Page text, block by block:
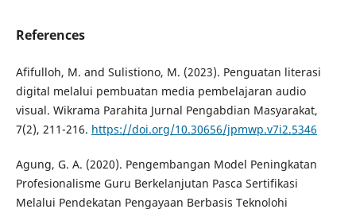
References
Afifulloh, M. and Sulistiono, M. (2023). Penguatan literasi
digital melalui pembuatan media pembelajaran audio
visual. Wikrama Parahita Jurnal Pengabdian Masyarakat,
7(2), 211-216. https://doi.org/10.30656/jpmwp.v7i2.5346
Agung, G. A. (2020). Pengembangan Model Peningkatan
Profesionalisme Guru Berkelanjutan Pasca Sertifikasi
Melalui Pendekatan Pengayaan Berbasis Teknolohi